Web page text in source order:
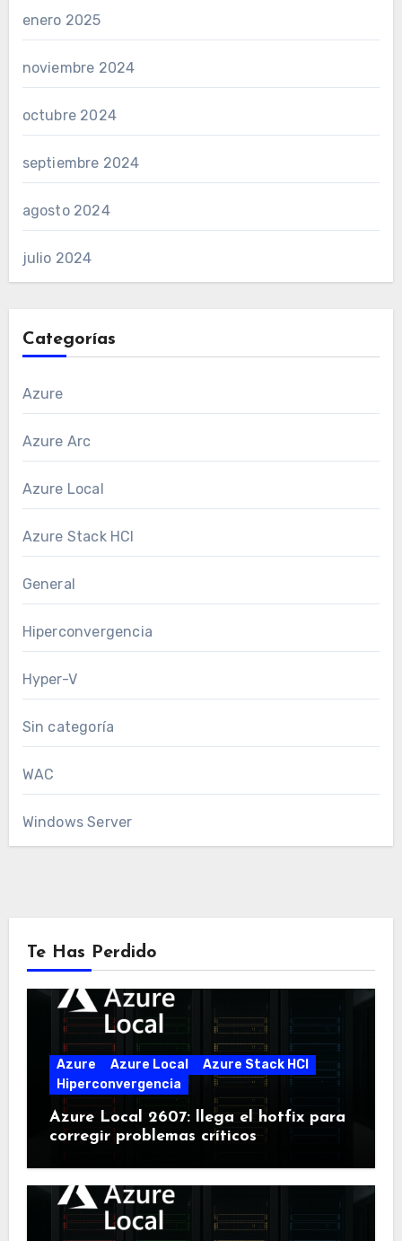
enero 2025
noviembre 2024
octubre 2024
septiembre 2024
agosto 2024
julio 2024
Categorías
Azure
Azure Arc
Azure Local
Azure Stack HCI
General
Hiperconvergencia
Hyper-V
Sin categoría
WAC
Windows Server
Te Has Perdido
Azure Azure Local
Azure Stack HCI
Hiperconvergencia
Azure Local 2607: llega el hotfix para
corregir problemas críticos